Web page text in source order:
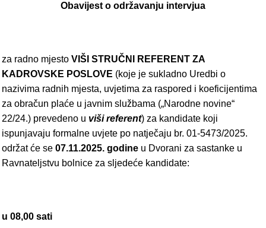
Obavijest o održavanju intervjua
za radno mjesto VIŠI STRUČNI REFERENT ZA
KADROVSKE POSLOVE (koje je sukladno Uredbi o
nazivima radnih mjesta, uvjetima za raspored i koeficijentima
za obračun plaće u javnim službama („Narodne novine“
22/24.) prevedeno u viši referent) za kandidate koji
ispunjavaju formalne uvjete po natječaju br. 01-5473/2025.
održat će se 07.11.2025. godineu Dvorani za sastanke u
Ravnateljstvu bolnice za sljedeće kandidate:
u 08,00 sati